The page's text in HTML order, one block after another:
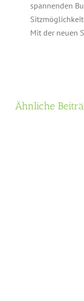
spannenden
Mit der neuen
Ähnliche